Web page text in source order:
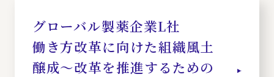
グローバル製薬企業L社
働き方改革に向けた組織風土
醸成～改革を推進するための